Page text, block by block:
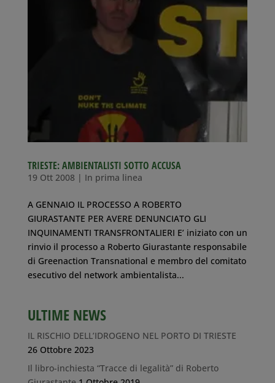
TRIESTE: AMBIENTALISTI SOTTO ACCUSA
19 Ott 2008 | In prima linea
A GENNAIO IL PROCESSO A ROBERTO
GIURASTANTE PER AVERE DENUNCIATO GLI
INQUINAMENTI TRANSFRONTALIERI E’ iniziato con un
rinvio il processo a Roberto Giurastante responsabile
di Greenaction Transnational e membro del comitato
esecutivo del network ambientalista...
ULTIME NEWS
IL RISCHIO DELL’IDROGENO NEL PORTO DI TRIESTE
26 Ottobre 2023
Il libro-inchiesta “Tracce di legalità” di Roberto